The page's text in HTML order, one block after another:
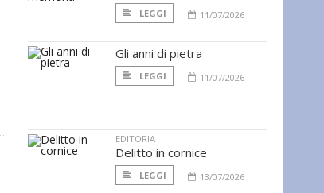
LEGGI 11/07/2026
Gli anni di pietra
LEGGI 11/07/2026
EDITORIA
Delitto in cornice
LEGGI 13/07/2026